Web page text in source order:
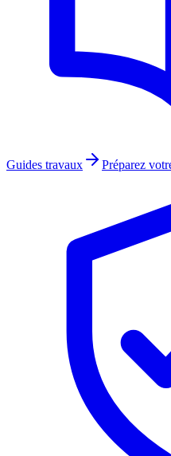
Guides travaux Préparez